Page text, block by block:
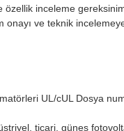
inceleme
ve teknik incelemeye
UL/cUL Dosya
ticari, güneş